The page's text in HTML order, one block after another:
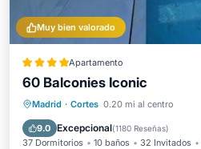
Muy bien valorado
Apartamento
60 Balconies Iconic
Madrid · Cortes 0.20 mi al centro
9.0 Excepcional(1180 Reseñas)
37 Dormitorios 10 baños 32 Invitados
Aparcamiento
Piscina
Balcón/Terraza